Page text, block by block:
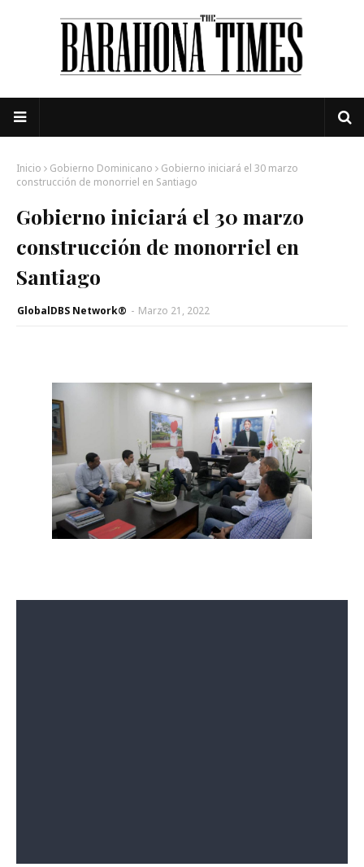
Inicio Gobierno Dominicano
Gobierno iniciará el 30 marzo
construcción de monorriel en Santiago
Gobierno iniciará el 30 marzo
construcción de monorriel en
Santiago
GlobalDBS Network® - Marzo 21, 2022